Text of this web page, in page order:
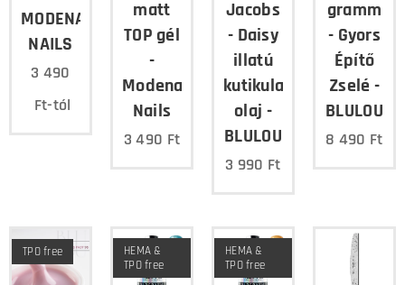
MODENA
NAILS
3 490
Ft-tól
matt
TOP gél
-
Modena
Nails
3 490 Ft
Jacobs
- Daisy
illatú
kutikula
olaj -
BLULOU
3 990 Ft
gramm
- Gyors
Építő
Zselé -
BLULOU
8 490 Ft
TPO free
HEMA &
TPO free
HEMA &
TPO free